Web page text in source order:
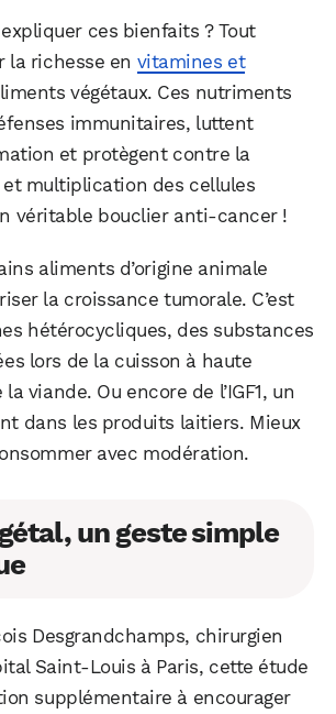
ces bienfaits ? Tout
la richesse en vitamines et
végétaux. Ces nutriments
immunitaires, luttent
et protègent contre la
multiplication des cellules
véritable bouclier anti-cancer !
aliments d’origine animale
la croissance tumorale. C’est
hétérocycliques, des substances
lors de la cuisson à haute
viande. Ou encore de l’IGF1, un
dans les produits laitiers. Mieux
avec modération.
un geste simple
Desgrandchamps, chirurgien
Saint-Louis à Paris, cette étude
supplémentaire à encourager